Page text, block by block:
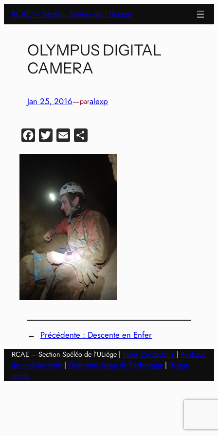
Aller
au
RCAE – Section Spéléo de l'ULiège
OLYMPUS DIGITAL
CAMERA
Jan 25, 2016—paralexp
Facebook
Twitter Email
← Précédente : Descente en Enfer
RCAE – Section Spéléo de l’ULiège | Nous Contacter ? | Politique
de confidentialité | Fédération Belge de Spéléologie | ULiège
sports